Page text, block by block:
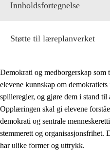
Innholdsfortegnelse
Støtte til læreplanverket
Demokrati og medborgerskap
elevene kunnskap om
spilleregler, og gjøre dem i stand til
Opplæringen skal gi elevene
demokrati og sentrale
stemmerett og organisasjonsfrihet.
har ulike former og uttrykk.